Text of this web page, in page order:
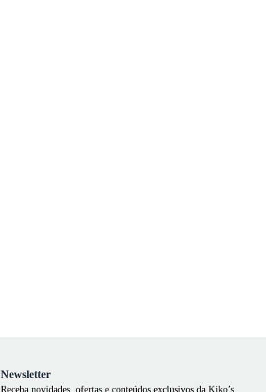
Newsletter
Receba novidades, ofertas e conteúdos exclusivos da Kiko’s